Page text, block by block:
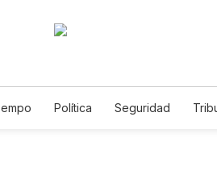
Política Seguridad